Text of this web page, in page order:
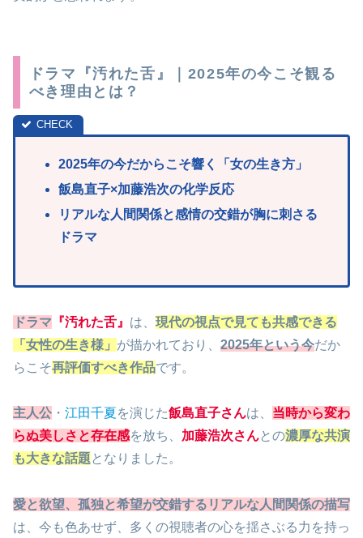
ドラマ『汚れた舌』｜2025年の今こそ観る
べき理由とは？
2025年の今だからこそ響く「女の生き方」
飯島直子×加藤浩次の化学反応
リアルな人間関係と感情の交錯が胸に刺さる
ドラマ
ドラマ 『汚れた舌』 は、 現代の視点で見ても共感できる
「女性の生き様」 が描かれており、 2025年という今だか
らこそ再評価すべき作品です。
主人公 ・ 江田千夏を演じた飯島直子さんは、 当時から変わ
らぬ美しさと存在感を放ち、 加藤浩次さんとの濃厚な共演
も大きな話題 となりました。
愛と欲望、孤独と希望が交錯するリアルな人間関係の描写
は、今も色あせず、多くの視聴者の心を揺さぶる力を持っ